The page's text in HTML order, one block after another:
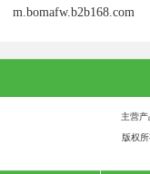
m.bomafw.b2b168.com
主营
版权